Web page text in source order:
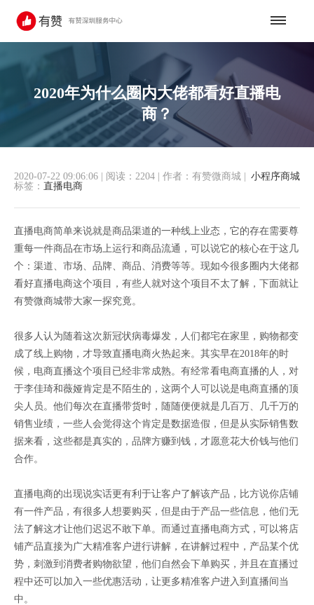
2020年为什么圈内大佬都看好直播电
商？
小程序商城
2020-07-22 09:06:06 阅读：2204 作者：有赞微商城
标签： 直播电商
直播电商简单来说就是商品渠道的一种线上业态，它的存在需要尊
重每一件商品在市场上运行和商品流通，可以说它的核心在于这几
个：渠道、市场、品牌、商品、消费等等。现如今很多圈内大佬都
看好直播电商这个项目，有些人就对这个项目不太了解，下面就让
有赞微商城带大家一探究竟。
很多人认为随着这次新冠状病毒爆发，人们都宅在家里，购物都变
成了线上购物，才导致直播电商火热起来。其实早在2018年的时
候，电商直播这个项目已经非常成熟。有经常看电商直播的人，对
于李佳琦和薇娅肯定是不陌生的，这两个人可以说是电商直播的顶
尖人员。他们每次在直播带货时，随随便便就是几百万、几千万的
销售业绩，一些人会觉得这个肯定是数据造假，但是从实际销售数
据来看，这些都是真实的，品牌方赚到钱，才愿意花大价钱与他们
合作。
直播电商的出现说实话更有利于让客户了解该产品，比方说你店铺
有一件产品，有很多人想要购买，但是由于产品一些信息，他们无
法了解这才让他们迟迟不敢下单。而通过直播电商方式，可以将店
铺产品直接为广大精准客户进行讲解，在讲解过程中，产品某个优
势，刺激到消费者购物欲望，他们自然会下单购买，并且在直播过
程中还可以加入一些优惠活动，让更多精准客户进入到直播间当
中。